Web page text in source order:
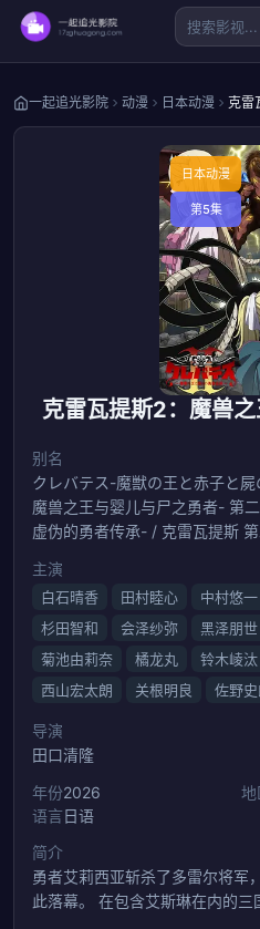
一起追光影院 动漫 日本动漫 克雷
日本动漫
第5集
克雷瓦提斯2：魔兽
别名
クレバテス-魔獣の王と赤子と
魔兽之王与婴儿与尸之勇者- 第
虚伪的勇者传承- / 克雷瓦提斯
主演
白石晴香 田村睦心 中村悠一
杉田智和
会泽纱弥 黑泽朋世
菊池由莉奈
橘龙丸 铃木崚汰
西山宏太朗
关根明良 佐野史
导演
田口清隆
年份2026 地
语言日语
简介
勇者艾莉西亚斩杀了多雷尔将军
此落幕。 在包含艾斯琳在内的三